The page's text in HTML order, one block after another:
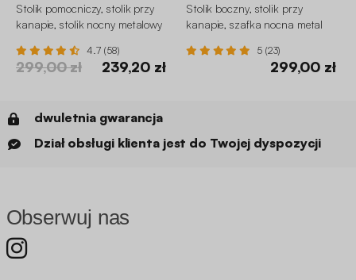
Stolik pomocniczy, stolik przy
kanapie, stolik nocny metalowy
4.7 (58)
299,00 zł 239,20 zł
Stolik boczny, stolik przy
kanapie, szafka nocna metal
5 (23)
299,00 zł
dwuletnia gwarancja
Dział obsługi klienta jest do Twojej dyspozycji
Obserwuj nas